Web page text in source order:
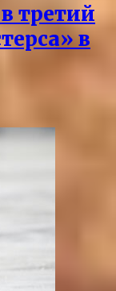
третий
в